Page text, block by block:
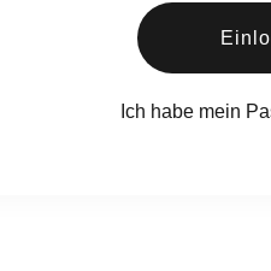
Ich habe mein